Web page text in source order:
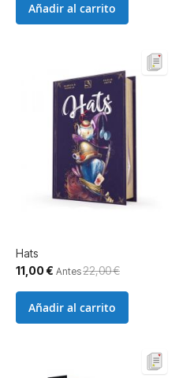
Añadir al carrito
Hats
Precio
especial
11,00 € Antes22,00 €
Añadir al carrito